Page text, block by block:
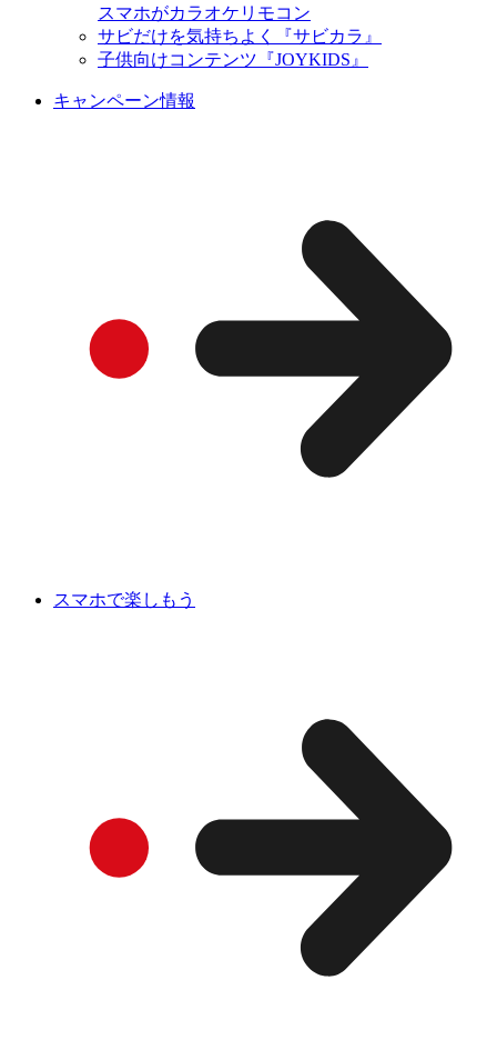
スマホがカラオケリモコン
サビだけを気持ちよく『サビカラ』
子供向けコンテンツ『JOYKIDS』
キャンペーン情報
スマホで楽しもう